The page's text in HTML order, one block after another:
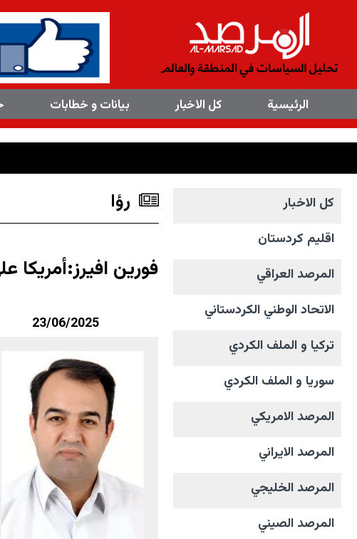
الرئیسیة کل الاخبار بیانات و خطابات
×
کل الاخبار
اقليم كردستان
المرصد العراقي
الاتحاد الوطني الکردستاني
تركيا و الملف الکردي
سوريا و الملف الکردي
المرصد الامریکي
المرصد الايراني
المرصد الخليجي
المرصد الصيني
رؤا
فورين افيرز:أمريكا
23/06/2025